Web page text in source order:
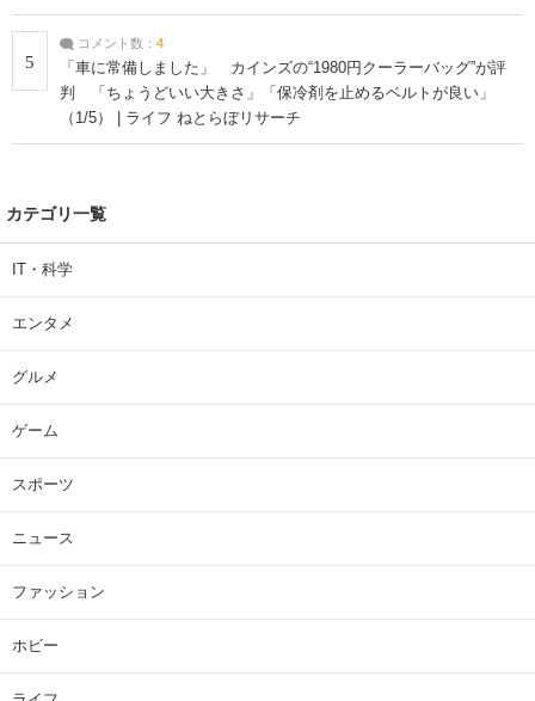
5
コメント数： 4
「車に常備しました」 カインズの“1980円クーラーバッグ”が評
判 「ちょうどいい大きさ」「保冷剤を止めるベルトが良い」
（1/5） | ライフ ねとらぼリサーチ
カテゴリ一覧
IT・科学
エンタメ
グルメ
ゲーム
スポーツ
ニュース
ファッション
ホビー